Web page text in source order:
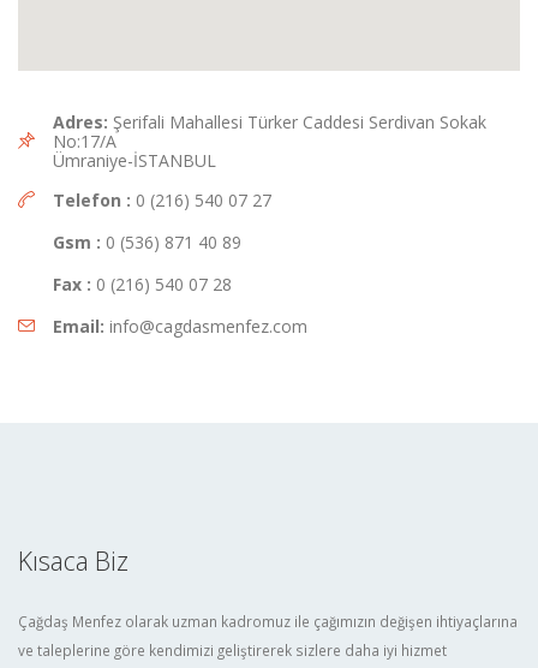
Adres: Şerifali Mahallesi Türker Caddesi Serdivan Sokak
No:17/A
Ümraniye-İSTANBUL
Telefon : 0 (216) 540 07 27
Gsm : 0 (536) 871 40 89
Fax : 0 (216) 540 07 28
Email: info@cagdasmenfez.com
Kısaca Biz
Çağdaş Menfez olarak uzman kadromuz ile çağımızın değişen ihtiyaçlarına
ve taleplerine göre kendimizi geliştirerek sizlere daha iyi hizmet